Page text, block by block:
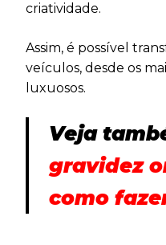
criatividade.
Assim, é possível
veículos, desde os
luxuosos.
Veja
gravidez
como